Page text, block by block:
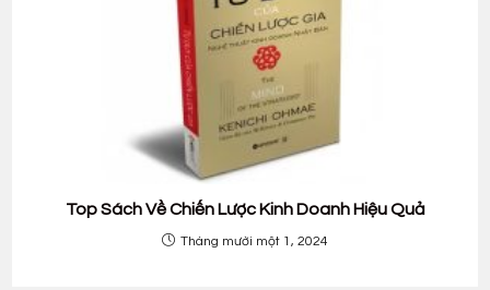
Top Sách Về Chiến Lược Kinh Doanh Hiệu Quả
Tháng mười một 1, 2024